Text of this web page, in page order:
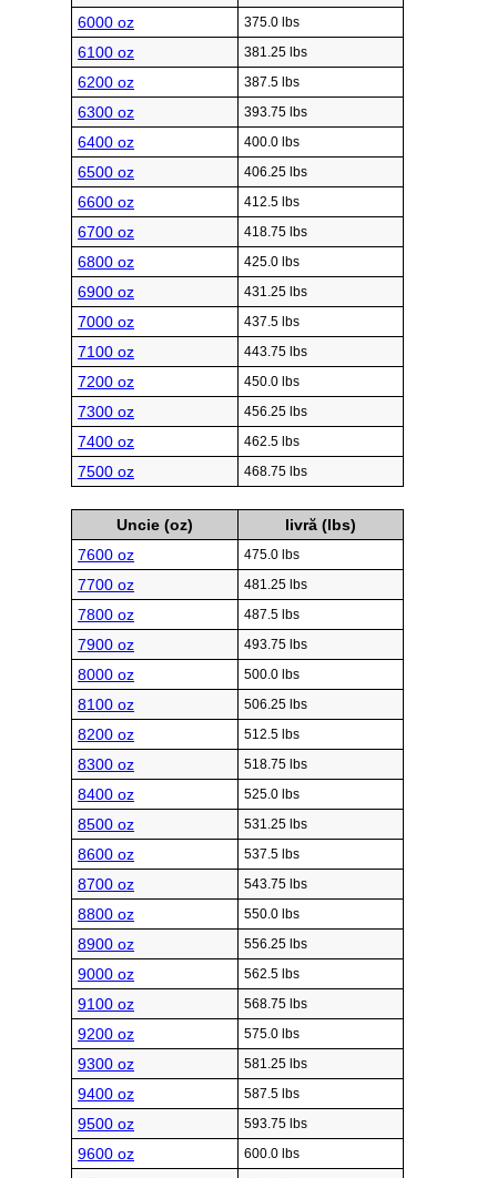
6000 oz 375.0 lbs
6100 oz 381.25 lbs
6200 oz 387.5 lbs
6300 oz 393.75 lbs
6400 oz 400.0 lbs
6500 oz 406.25 lbs
6600 oz 412.5 lbs
6700 oz 418.75 lbs
6800 oz 425.0 lbs
6900 oz 431.25 lbs
7000 oz 437.5 lbs
7100 oz 443.75 lbs
7200 oz 450.0 lbs
7300 oz 456.25 lbs
7400 oz 462.5 lbs
7500 oz 468.75 lbs
Uncie (oz)
livră (lbs)
7600 oz
475.0 lbs
7700 oz 481.25 lbs
7800 oz 487.5 lbs
7900 oz 493.75 lbs
8000 oz 500.0 lbs
8100 oz 506.25 lbs
8200 oz 512.5 lbs
8300 oz 518.75 lbs
8400 oz 525.0 lbs
8500 oz 531.25 lbs
8600 oz 537.5 lbs
8700 oz 543.75 lbs
8800 oz 550.0 lbs
8900 oz 556.25 lbs
9000 oz 562.5 lbs
9100 oz 568.75 lbs
9200 oz 575.0 lbs
9300 oz 581.25 lbs
9400 oz 587.5 lbs
9500 oz 593.75 lbs
9600 oz 600.0 lbs